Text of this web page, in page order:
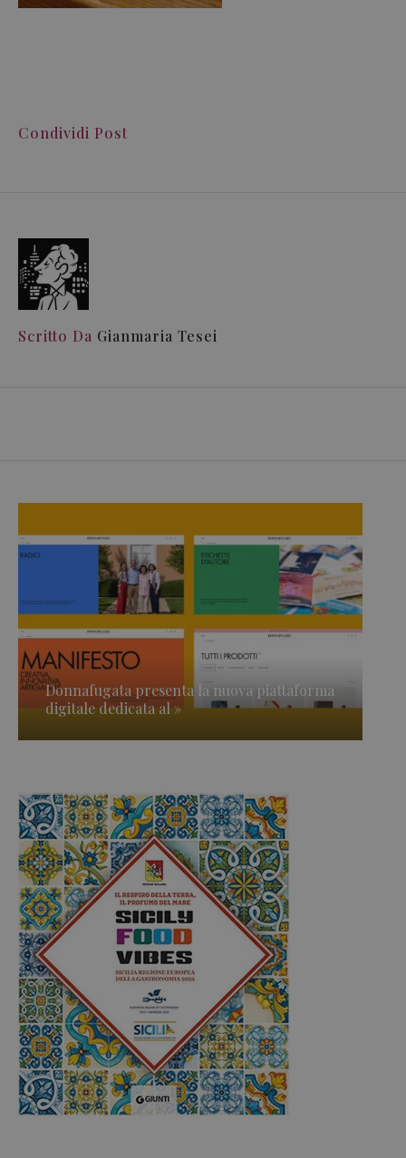
Condividi Post
Scritto Da Gianmaria Tesei
Donnafugata presenta la nuova piattaforma
digitale dedicata al »